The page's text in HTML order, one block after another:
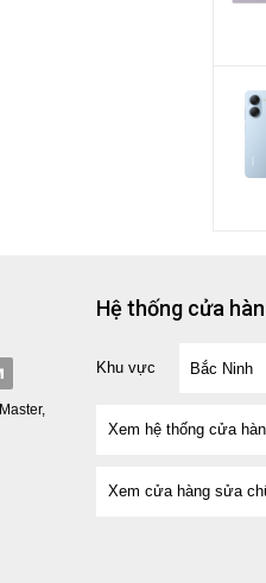
Hệ thống cửa
Khu vực
Xem hệ thống cửa
Xem cửa hàng sửa